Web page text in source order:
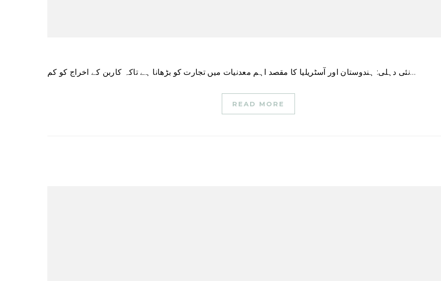
نئی دہلی: ہندوستان اور آسٹریلیا کا مقصد اہم معدنیات میں تجارت کو بڑھانا ہے تاکہ کاربن کے اخراج کو کم…
READ MORE